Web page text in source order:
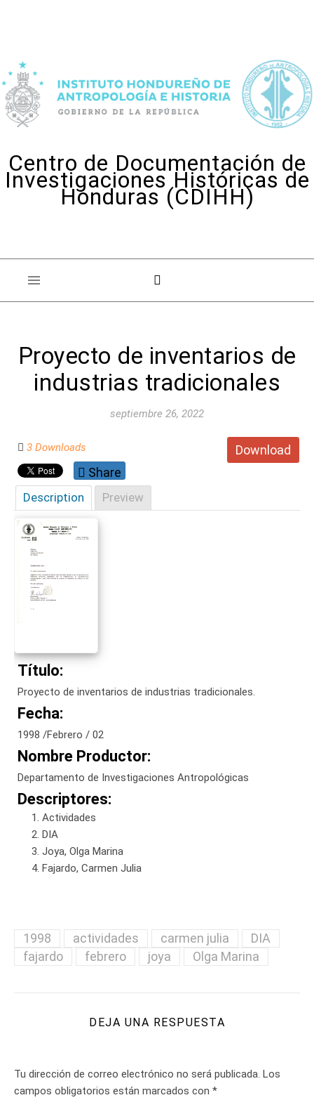
Centro de Documentación de
Investigaciones Históricas de
Honduras (CDIHH)
Proyecto de inventarios de
industrias tradicionales
septiembre 26, 2022
Download
3 Downloads
Share
Description Preview
Título:
Proyecto de inventarios de industrias tradicionales.
Fecha:
1998 /Febrero / 02
Nombre Productor:
Departamento de Investigaciones Antropológicas
Descriptores:
Actividades
DIA
Joya, Olga Marina
Fajardo, Carmen Julia
1998 actividades carmen julia
DIA
fajardo
febrero joya Olga Marina
DEJA UNA RESPUESTA
Tu dirección de correo electrónico no será publicada. Los
campos obligatorios están marcados con *